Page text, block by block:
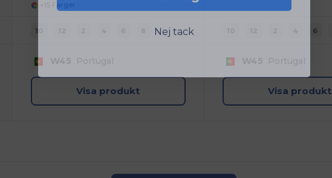
+15 Färger
10
W45 Portugal
Visa produkt
6
W45 Portugal
Visa produkt